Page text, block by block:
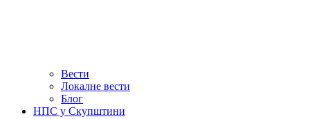
Вести
Локалне вести
Блог
НПС у Скупштини